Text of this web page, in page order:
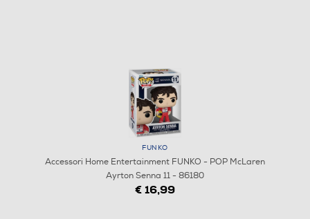
FUNKO
Accessori Home Entertainment FUNKO - POP McLaren
Ayrton Senna 11 - 86180
€ 16,99